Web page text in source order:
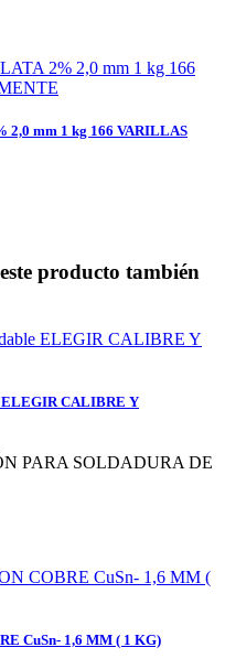
2,0 mm 1 kg 166 VARILLAS
producto también
CALIBRE Y
PARA SOLDADURA DE
CuSn- 1,6 MM ( 1 KG)